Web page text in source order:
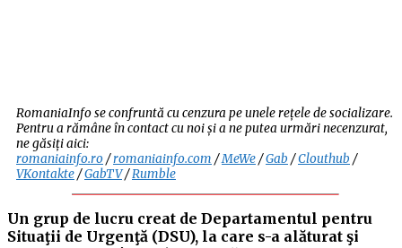
RomaniaInfo se confruntă cu cenzura pe unele rețele de socializare.
Pentru a rămâne în contact cu noi și a ne putea urmări necenzurat,
ne găsiți aici:
romaniainfo.ro/romaniainfo.com /MeWe/Gab /Clouthub /
VKontakte/GabTV/Rumble
Un grup de lucru creat de Departamentul pentru
Situaţii de Urgenţă (DSU), la care s-a alăturat şi